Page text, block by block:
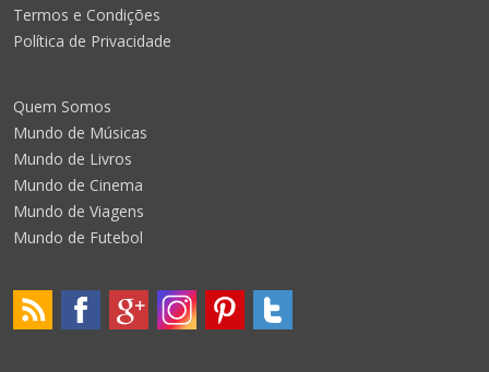
Termos e Condições
Política de Privacidade
Quem Somos
Mundo de Músicas
Mundo de Livros
Mundo de Cinema
Mundo de Viagens
Mundo de Futebol